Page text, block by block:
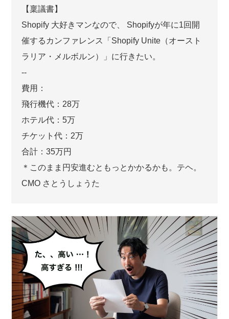
【稟議書】
Shopify 大好きマンなので、 Shopifyが年に1回開
催するカンファレンス「Shopify Unite（オースト
ラリア・メルボルン）」に行きたい。
--
費用：
飛行機代：28万
ホテル代：5万
チケット代：2万
合計：35万円
＊このまま円安進むともっとかかるかも。テヘ。
CMO さとうしょうた